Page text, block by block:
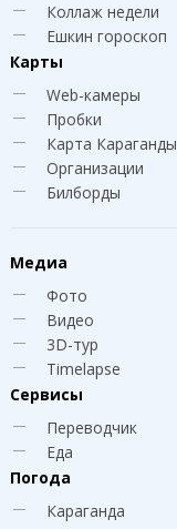
Коллаж недели
Ешкин гороскоп
Карты
Web-камеры
Пробки
Карта Караганды
Организации
Билборды
Медиа
Фото
Видео
3D-тур
Timelapse
Сервисы
Переводчик
Еда
Погода
Караганда